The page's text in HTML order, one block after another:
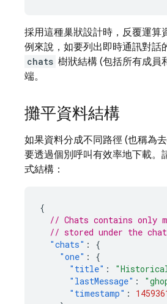
採用這種巢狀設計時，反覆運算
例來說，如要列出即時通訊對話
chats 樹狀結構 (包括所有成員
端。
攤平資料結構
如果資料分成不同路徑 (也稱為
要透過個別呼叫有效率地下載。
式結構：
{
// Chats contains only
// stored under the
"chats" :
{
"one" :
{
"title" :
"lastMessage" :
"timestamp" :